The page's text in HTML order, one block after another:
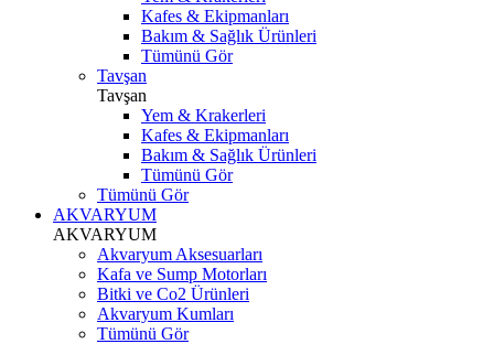
Kafes & Ekipmanları
Bakım & Sağlık Ürünleri
Tümünü Gör
Tavşan
Tavşan
Yem & Krakerleri
Kafes & Ekipmanları
Bakım & Sağlık Ürünleri
Tümünü Gör
Tümünü Gör
AKVARYUM
AKVARYUM
Akvaryum Aksesuarları
Kafa ve Sump Motorları
Bitki ve Co2 Ürünleri
Akvaryum Kumları
Tümünü Gör